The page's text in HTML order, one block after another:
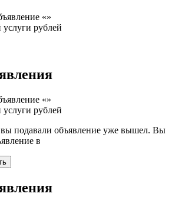
«»
рублей
«»
рублей
подавали объявление уже вышел. Вы
в